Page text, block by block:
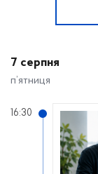
7 серпня
п’ятниця
16:30